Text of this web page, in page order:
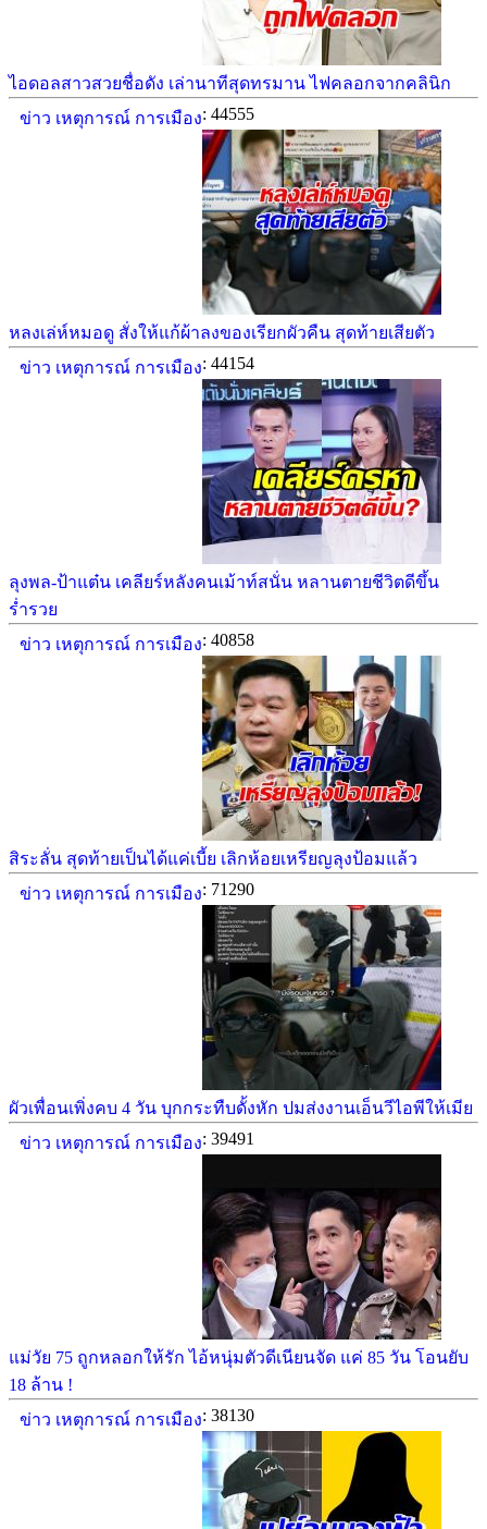
ไอดอลสาวสวยชื่อดัง เล่านาทีสุดทรมาน ไฟคลอกจากคลินิก
ข่าว เหตุการณ์ การเมือง: 44555
หลงเล่ห์หมอดู สั่งให้แก้ผ้าลงของเรียกผัวคืน สุดท้ายเสียตัว
ข่าว เหตุการณ์ การเมือง: 44154
ลุงพล-ป้าแต๋น เคลียร์หลังคนเม้าท์สนั่น หลานตายชีวิตดีขึ้น
ร่ำรวย
ข่าว เหตุการณ์ การเมือง: 40858
สิระลั่น สุดท้ายเป็นได้แค่เบี้ย เลิกห้อยเหรียญลุงป้อมแล้ว
ข่าว เหตุการณ์ การเมือง: 71290
ผัวเพื่อนเพิ่งคบ 4 วัน บุกกระทืบดั้งหัก ปมส่งงานเอ็นวีไอพีให้เมีย
ข่าว เหตุการณ์ การเมือง: 39491
แม่วัย 75 ถูกหลอกให้รัก ไอ้หนุ่มตัวดีเนียนจัด แค่ 85 วัน โอนยับ
18 ล้าน !
ข่าว เหตุการณ์ การเมือง: 38130